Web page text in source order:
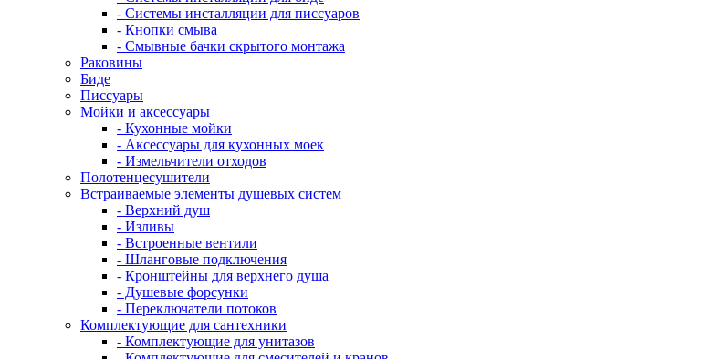
- Системы инсталляции для писсуаров
- Кнопки смыва
- Смывные бачки скрытого монтажа
Раковины
Биде
Писсуары
Мойки и аксессуары
- Кухонные мойки
- Аксессуары для кухонных моек
- Измельчители отходов
Полотенцесушители
Встраиваемые элементы душевых систем
- Верхний душ
- Изливы
- Встроенные вентили
- Шланговые подключения
- Кронштейны для верхнего душа
- Душевые форсунки
- Переключатели потоков
Комплектующие для сантехники
- Комплектующие для унитазов